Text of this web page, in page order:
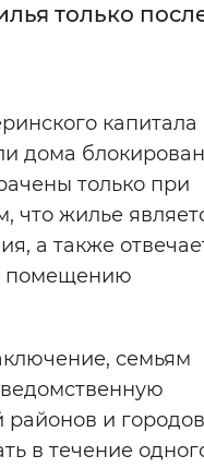
буквами
фон
только
капитала
дома
только при
что жилье
а также
помещению
семьям
и
в течение